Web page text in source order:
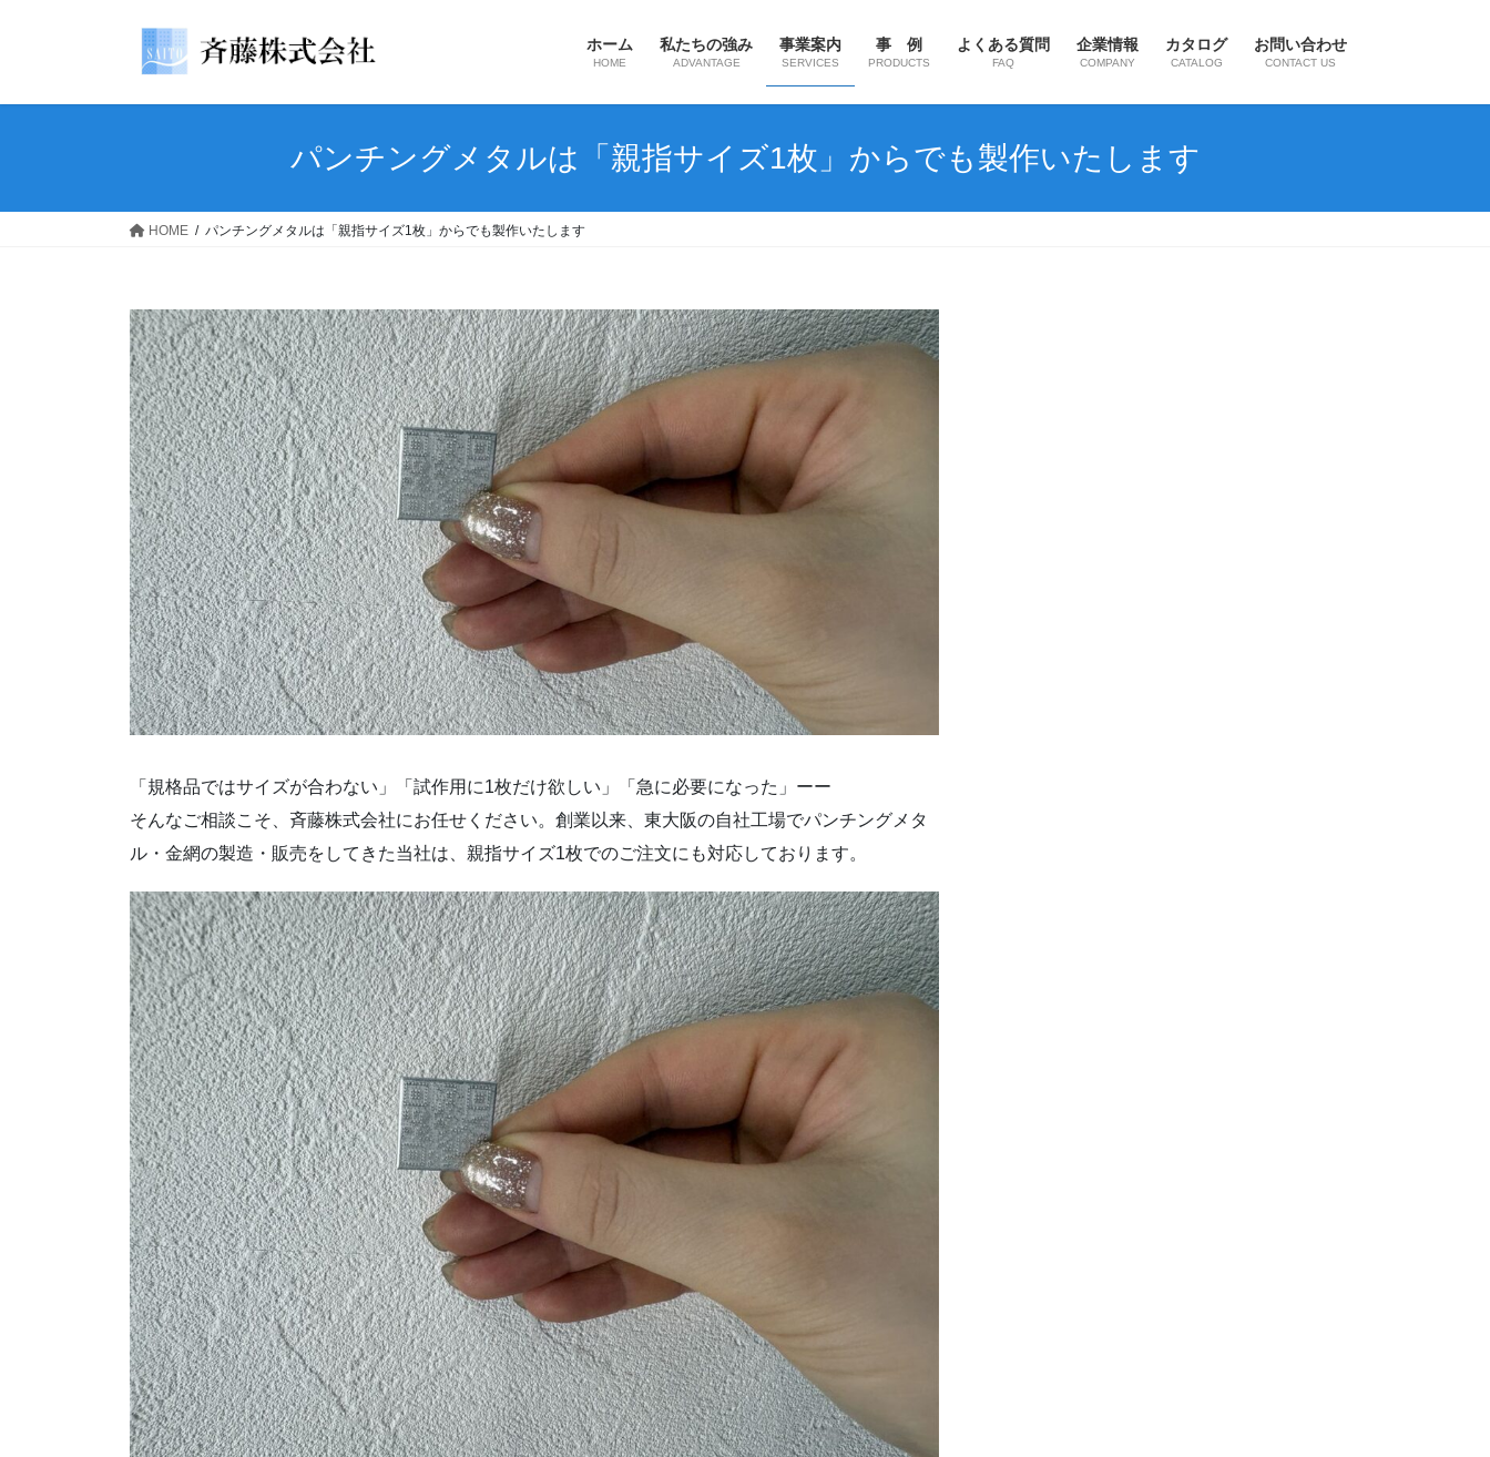
ホーム
HOME
私たちの強み
ADVANTAGE
事業案内
SERVICES
事 例
PRODUCTS
よくある質問
FAQ
企業情報
COMPANY
カタログ
CATALOG
お問い合わせ
CONTACT US
パンチングメタルは「親指サイズ1枚」からでも製作いたします
HOME パンチングメタルは「親指サイズ1枚」からでも製作いたします
「規格品ではサイズが合わない」「試作用に1枚だけ欲しい」「急に必要になった」ーー
そんなご相談こそ、斉藤株式会社にお任せください。創業以来、東大阪の自社工場でパンチングメタ
ル・金網の製造・販売をしてきた当社は、親指サイズ1枚でのご注文にも対応しております。